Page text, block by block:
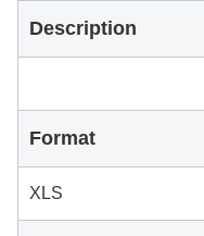
Description
Format
XLS